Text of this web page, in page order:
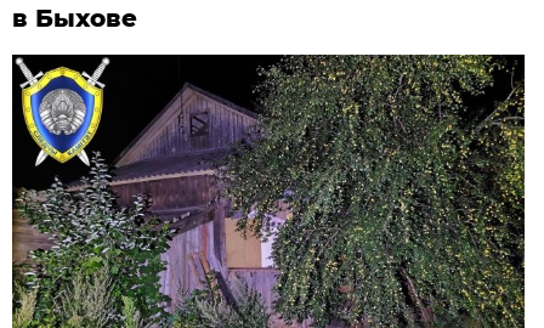
в Быхове